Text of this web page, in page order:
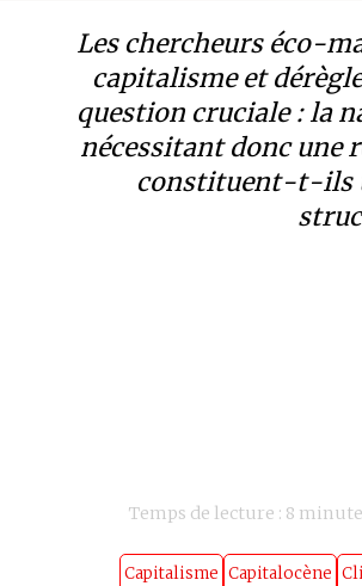
Les chercheurs éco-
capitalisme et
question cruciale : la
nécessitant donc une
constituent-t-ils
Temps de lecture : 8
Capitalisme Capitalocène